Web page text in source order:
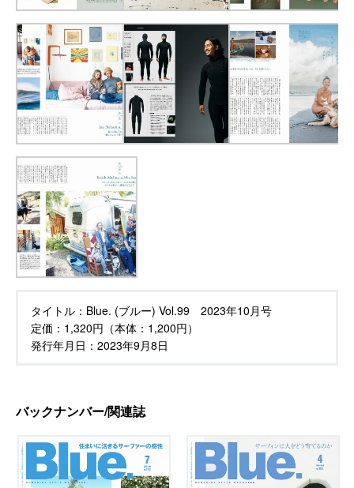
タイトル： Blue. (ブルー) Vol.99 2023年10月号
定価： 1,320円（本体：1,200円）
発行年月日： 2023年9月8日
バックナンバー/関連誌